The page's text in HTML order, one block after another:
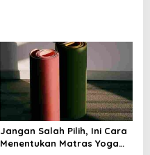
Jangan Salah Pilih, Ini Cara
Menentukan Matras Yoga